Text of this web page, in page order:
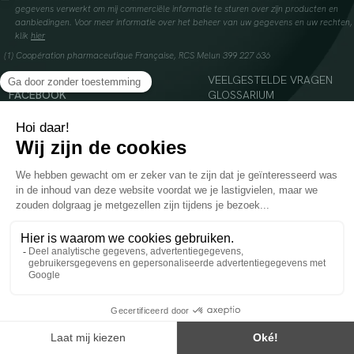
gegevens verwerkt om mij commerciële informatie te sturen over zijn producten en
aanbiedingen. Voor meer informatie over het beheer van uw gegevens en uw rechten,
klik hier
(1) Coopération pharmaceutique Française, RCS Melun 399 227 636
INSTAGRAM
FACEBOOK
YOUTUBE
VEELGESTELDE VRAGEN
GLOSSARIUM
© 2024 Oenobiol Paris
Voedingssupplement dat moet worden geconsumeerd als onderdeel van een gevarieerde,
overschrijden. Enkel voor volwassenen, buiten het bereik van kinderen houden.